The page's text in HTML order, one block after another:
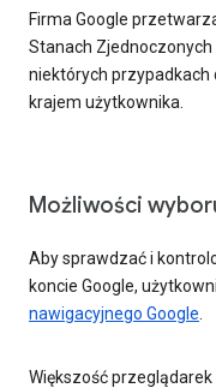
Firma Google
Stanach Zjednoczonych
niektórych
krajem użytkownika.
Możliwości
Aby sprawdzać i
koncie Google,
nawigacyjnego Google
Większość